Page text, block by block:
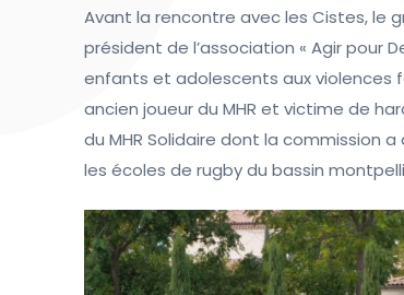
Avant la rencontre avec les Cistes, le
président de l’association « Agir pour
enfants et adolescents aux violences
ancien joueur du MHR et victime de
du MHR Solidaire dont la commission
les écoles de rugby du bassin